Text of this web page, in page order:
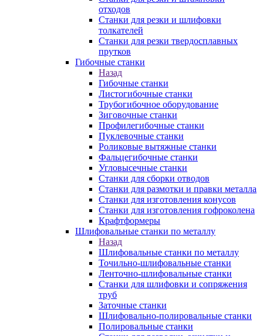
отходов
Станки для резки и шлифовки
толкателей
Станки для резки твердосплавных
прутков
Гибочные станки
Назад
Гибочные станки
Листогибочные станки
Трубогибочное оборудование
Зиговочные станки
Профилегибочные станки
Пуклевочные станки
Роликовые вытяжные станки
Фальцегибочные станки
Угловысечные станки
Станки для сборки отводов
Станки для размотки и правки металла
Станки для изготовления конусов
Станки для изготовления гофроколена
Крафтформеры
Шлифовальные станки по металлу
Назад
Шлифовальные станки по металлу
Точильно-шлифовальные станки
Ленточно-шлифовальные станки
Станки для шлифовки и сопряжения
труб
Заточные станки
Шлифовально-полировальные станки
Полировальные станки